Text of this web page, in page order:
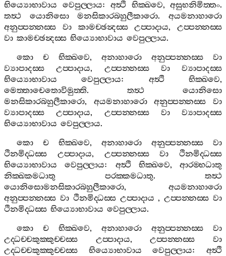
භිය්‍යොභාවාය
වෙපුල‍්ලාය: අත්‍ථි භික‍්ඛවෙ, අසුභනිමිත‍්තං.
තත්‍ථ
යොනිසො මනසිකාරබහුලීකාරො.අයමනාහාරො
අනුප‍්පන‍්නස‍්ස
වා කාමච‍්ඡන්‍දස‍්ස උප‍්පාදාය, උප‍්පන‍්නස‍්ස
වා කාමච‍්ඡන්‍දස‍්ස භිය්‍යොභාවාය වෙපුල‍්ලාය.
කො
ච භික‍්ඛවෙ, අනාහාරො අනුප‍්පන‍්නස‍්ස
වා
ව්‍යාපාදස‍්ස
උප‍්පාදාය, උප‍්පන‍්නස‍්ස වා
ව්‍යාපාදස‍්ස
භිය්‍යොභාවාය
වෙපුල‍්ලාය: අත්‍ථි භික‍්ඛවෙ,
මෙත‍්තාචෙතොවිමුත‍්ති. තත්‍ථ
යොනිසො
මනසිකාරබහුලීකාරො, අයමනාහාරො අනුප‍්පන‍්නස‍්ස
වා
ව්‍යාපාදස‍්ස
උප‍්පාදාය, උප‍්පන‍්නස‍්ස වා
ව්‍යාපාදස‍්ස
භිය්‍යොභාවාය වෙපුල‍්ලාය.
කො
ච භික‍්ඛවෙ, අනාහාරො අනුප‍්පන‍්නස‍්ස
වා
ථිනමිද‍්ධස‍්ස
උප‍්පාදාය, උප‍්පන‍්නස‍්ස වා
ථිනමිද‍්ධස‍්ස
භිය්‍යොභාවාය
වෙපුල‍්ලාය: අත්‍ථි භික‍්ඛවෙ, ආරම‍්භධාතු
නික‍්ඛකමධාතු
පරක‍්කමධාතු. තත්‍ථ
යොනිසොමනසිකාරබහුලීකාරො, අයමනාහාරො
අනුප‍්පන‍්නස‍්ස වා ථිනමිද‍්ධස‍්ස උප‍්පාදාය ,උප‍්පන‍්නස‍්ස වා
ථිනමිද‍්ධස‍්ස භිය්‍යොභාවාය වෙපුල‍්ලාය.
කො
ච භික‍්ඛවෙ, අනාහාරො අනුප‍්පන‍්නස‍්ස
වා
උද‍්ධච‍්චකුක‍්කුච‍්චස‍්ස
උප‍්පාදාය,උප‍්පන‍්නස‍්ස
වා
උද‍්ධච‍්චකුක‍්කුච‍්චස‍්ස
භිය්‍යොභාවාය වෙපුල‍්ලාය:අත්‍ථි